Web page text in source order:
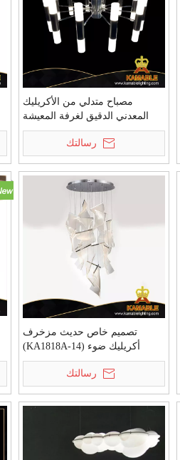
مصباح متدلي من الأكريليك
المعدني الدقيق لغرفة المعيشة
المعاصرة باللون الأسود (KIZ-62P)
رسالتك
تصميم خاص حديث مزخرف
أكريليك ضوء (KA1818A-14)
رسالتك